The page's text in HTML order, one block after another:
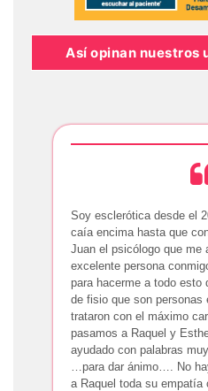
Así opinan nuestros
Soy esclerótica desde el
caía encima hasta que
Juan el psicólogo que me
excelente persona
para hacerme a todo esto
de fisio que son personas
trataron con el máximo
pasamos a Raquel y
ayudado con palabras
…para dar ánimo…. No
a Raquel toda su empatía